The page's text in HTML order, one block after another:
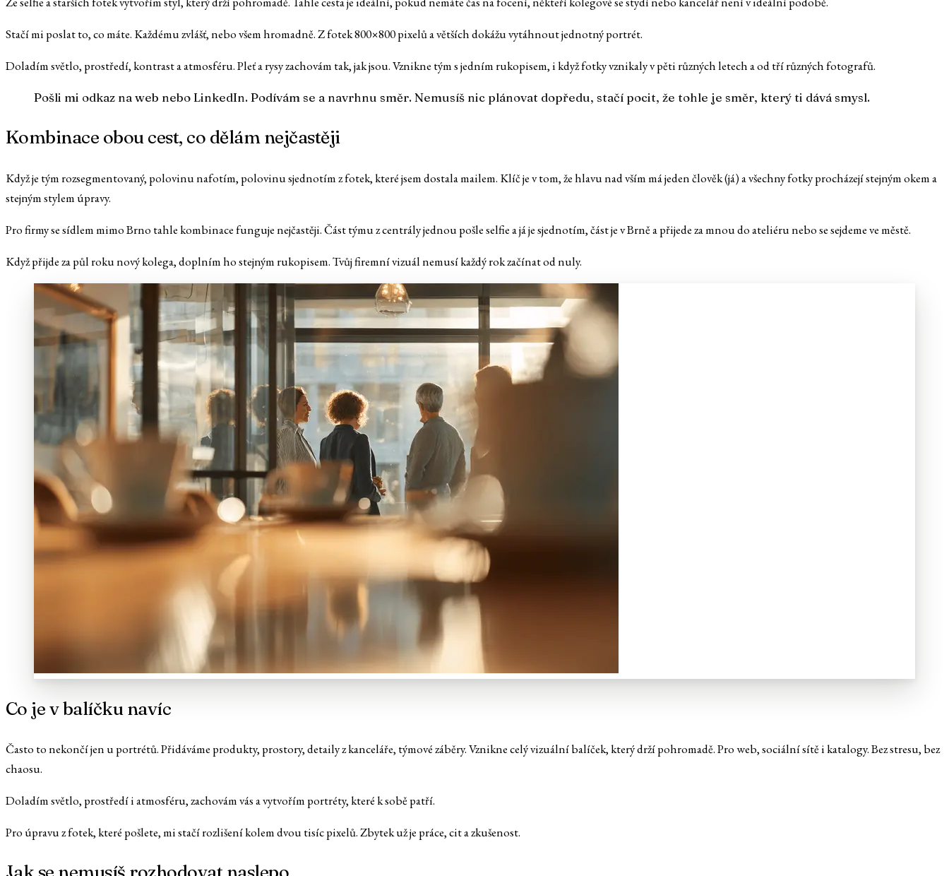
Stačí mi poslat to, co máte. Každému zvlášť, nebo všem hromadně. Z fotek 800×800 pixelů a větších dokážu vytáhnout jednotný portrét.
Doladím světlo, prostředí, kontrast a atmosféru. Pleť a rysy zachovám tak, jak jsou. Vznikne tým s jedním rukopisem, i když fotky vznikaly v pěti různých letech a od tří různých fotografů.
Pošli mi odkaz na web nebo LinkedIn. Podívám se a navrhnu směr. Nemusíš nic plánovat dopředu, stačí pocit, že tohle je směr, který ti dává smysl.
Kombinace obou cest, co dělám nejčastěji
Když je tým rozsegmentovaný, polovinu nafotím, polovinu sjednotím z fotek, které jsem dostala mailem. Klíč je v tom, že hlavu nad vším má jeden člověk (já) a všechny fotky procházejí stejným okem a
stejným stylem úpravy.
Pro firmy se sídlem mimo Brno tahle kombinace funguje nejčastěji. Část týmu z centrály jednou pošle selfie a já je sjednotím, část je v Brně a přijede za mnou do ateliéru nebo se sejdeme ve městě.
Když přijde za půl roku nový kolega, doplním ho stejným rukopisem. Tvůj firemní vizuál nemusí každý rok začínat od nuly.
Co je v balíčku navíc
Často to nekončí jen u portrétů. Přidáváme produkty, prostory, detaily z kanceláře, týmové záběry. Vznikne celý vizuální balíček, který drží pohromadě. Pro web, sociální sítě i katalogy. Bez stresu, bez
chaosu.
Doladím světlo, prostředí i atmosféru, zachovám vás a vytvořím portréty, které k sobě patří.
Pro úpravu z fotek, které pošlete, mi stačí rozlišení kolem dvou tisíc pixelů. Zbytek už je práce, cit a zkušenost.